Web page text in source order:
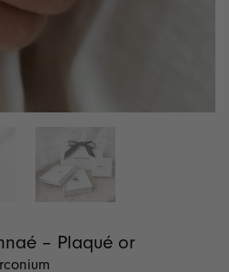
– Plaqué or